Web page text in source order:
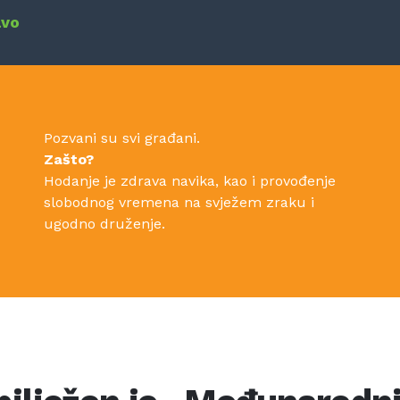
Pozvani su svi građani.
Zašto?
Hodanje je zdrava navika, kao i provođenje
slobodnog vremena na svježem zraku i
ugodno druženje.